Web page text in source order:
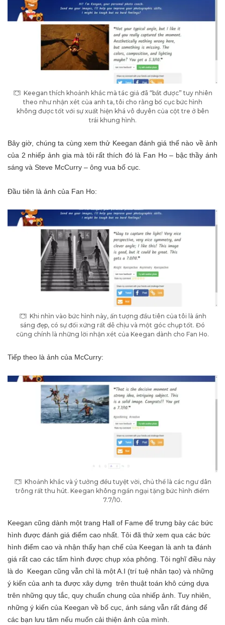
Keegan thích khoảnh khắc mà tác giả đã “bắt được” tuy nhiên
theo như nhận xét của anh ta, tôi cho rằng bố cục bức hình
không được tốt với sự xuất hiện khá vô duyên của cột tre ở bên
trái khung hình.
Bây giờ, chúng ta cùng xem thử Keegan đánh giá thế nào về ảnh
của 2 nhiếp ảnh gia mà tôi rất thích đó là Fan Ho – bậc thầy ánh
sáng và Steve McCurry – ông vua bố cục.
Đầu tiên là ảnh của Fan Ho:
Khi nhìn vào bức hình này, ấn tượng đầu tiên của tôi là ánh
sáng đẹp, có sự đối xứng rất dễ chịu và một góc chụp tốt. Đó
cũng chính là những lời nhận xét của Keegan dành cho Fan Ho.
Tiếp theo là ảnh của McCurry:
Khoảnh khắc và ý tưởng đều tuyệt vời, chủ thể là các ngư dân
trông rất thu hút. Keegan không ngần ngại tặng bức hình điểm
7.7/10.
Keegan cũng dành một trang Hall of Fame để trưng bày các bức
hình được đánh giá điểm cao nhất. Tôi đã thử xem qua các bức
hình điểm cao và nhận thấy hạn chế của Keegan là anh ta đánh
giá rất cao các tấm hình được chụp xóa phông. Tôi nghĩ điều này
là do Keegan cũng vẫn chỉ là một A.I (trí tuệ nhân tạo) và những
ý kiến của anh ta được xây dựng trên thuật toán khô cứng dựa
trên những quy tắc, quy chuẩn chung của nhiếp ảnh. Tuy nhiên,
những ý kiến của Keegan về bố cục, ánh sáng vẫn rất đáng để
các bạn lưu tâm nếu muốn cải thiện ảnh của mình.